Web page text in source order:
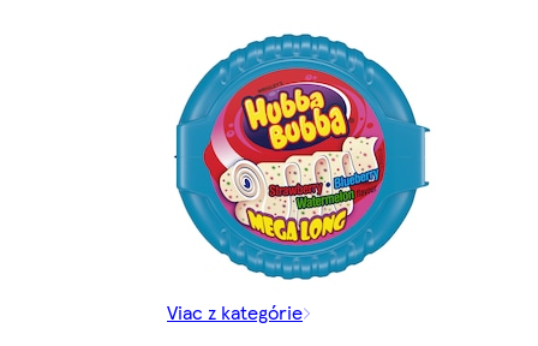
Viac z kategórie